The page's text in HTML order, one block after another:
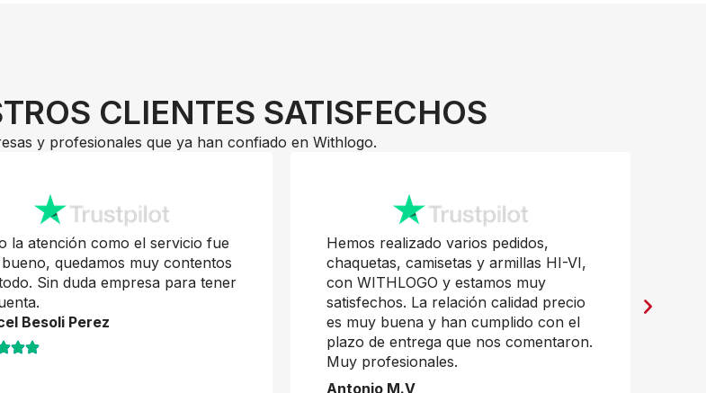
CLIENTES SATISFECHOS
y profesionales que ya han confiado en Withlogo.
la atención como el servicio fue
quedamos muy contentos
Sin duda empresa para tener
Besoli Perez
Hemos realizado varios pedidos,
chaquetas, camisetas y armillas HI-VI,
con WITHLOGO y estamos muy
satisfechos. La relación calidad precio
es muy buena y han cumplido con el
plazo de entrega que nos comentaron.
Muy profesionales.
Antonio M.V